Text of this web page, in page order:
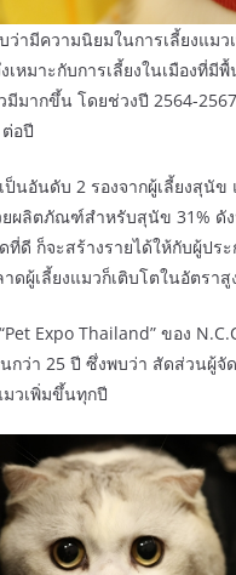
ามีความนิยมในการเลี้ยงแมว
หมาะกับการเลี้ยงในเมืองที่มี
มากขึ้น โดยช่วงปี 2564-
อปี
เป็นอันดับ 2 รองจากผู้เลี้ยงสุ
ผลิตภัณฑ์สำหรับสุนัข 31% ดั
ดี ก็จะสร้างรายได้ให้กับผู้ปร
ดผู้เลี้ยงแมวก็เติบโตในอัตรา
Expo Thailand” ของ
ว่า 25 ปี ซึ่งพบว่า สัดส่วนผู้จั
วเพิ่มขึ้นทุกปี